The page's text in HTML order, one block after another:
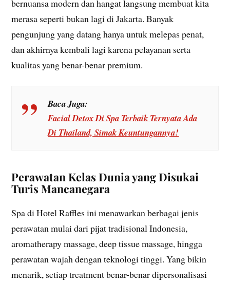
bernuansa modern dan hangat langsung membuat kita
merasa seperti bukan lagi di Jakarta. Banyak
pengunjung yang datang hanya untuk melepas penat,
dan akhirnya kembali lagi karena pelayanan serta
kualitas yang benar-benar premium.
Baca Juga:
Facial Detox Di Spa Terbaik Ternyata Ada
Di Thailand, Simak Keuntungannya!
Perawatan Kelas Dunia yang Disukai
Turis Mancanegara
Spa di Hotel Raffles ini menawarkan berbagai jenis
perawatan mulai dari pijat tradisional Indonesia,
aromatherapy massage, deep tissue massage, hingga
perawatan wajah dengan teknologi tinggi. Yang bikin
menarik, setiap treatment benar-benar dipersonalisasi